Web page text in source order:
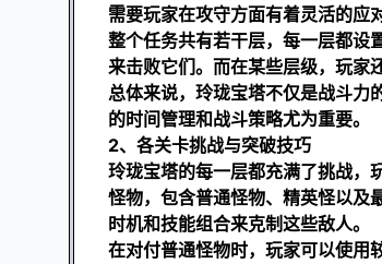
需要玩家在攻守方面有着灵活的应
整个任务共有若干层，每一层都设
来击败它们。而在某些层级，玩家
总体来说，玲珑宝塔不仅是战斗力
的时间管理和战斗策略尤为重要。
2、各关卡挑战与突破技巧
玲珑宝塔的每一层都充满了挑战，
怪物，包含普通怪物、精英怪以及
时机和技能组合来克制这些敌人。
在对付普通怪物时，玩家可以使用